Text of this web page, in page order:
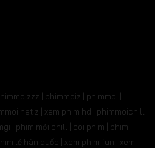
| phimmoiz | phimmoi |
z | xem phim hd | phimmoichill
| phim mới chill | coi phim | phim
lẻ hàn quốc | xem phim fun | xem